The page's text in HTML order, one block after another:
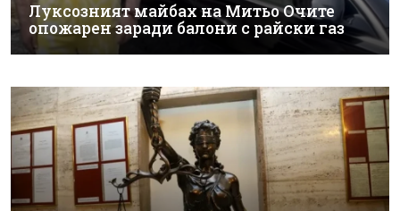
Луксозният майбах на Митьо Очите
опожарен заради балони с райски газ